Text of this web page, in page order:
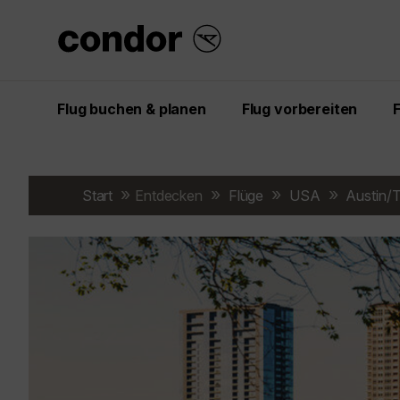
Flug buchen & planen Flug vorbereiten
Start Entdecken Flüge USA Austin/